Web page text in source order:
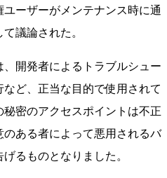
ーザーがメンテナンス時に通
議論された。
開発者によるトラブルシュー
ど、正当な目的で使用されて
密のアクセスポイントは不正
ある者によって悪用されるバ
るものとなりました。